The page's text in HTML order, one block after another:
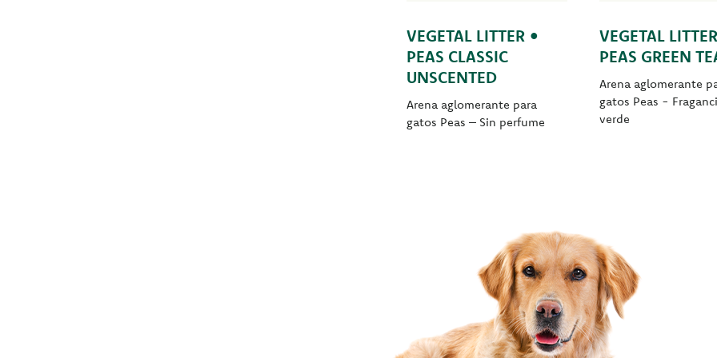
VEGETAL LITTER •
PEAS CLASSIC
UNSCENTED
Arena aglomerante para
gatos Peas – Sin perfume
VEGETAL
PEAS GREEN
Arena aglomerante
gatos Peas -
verde